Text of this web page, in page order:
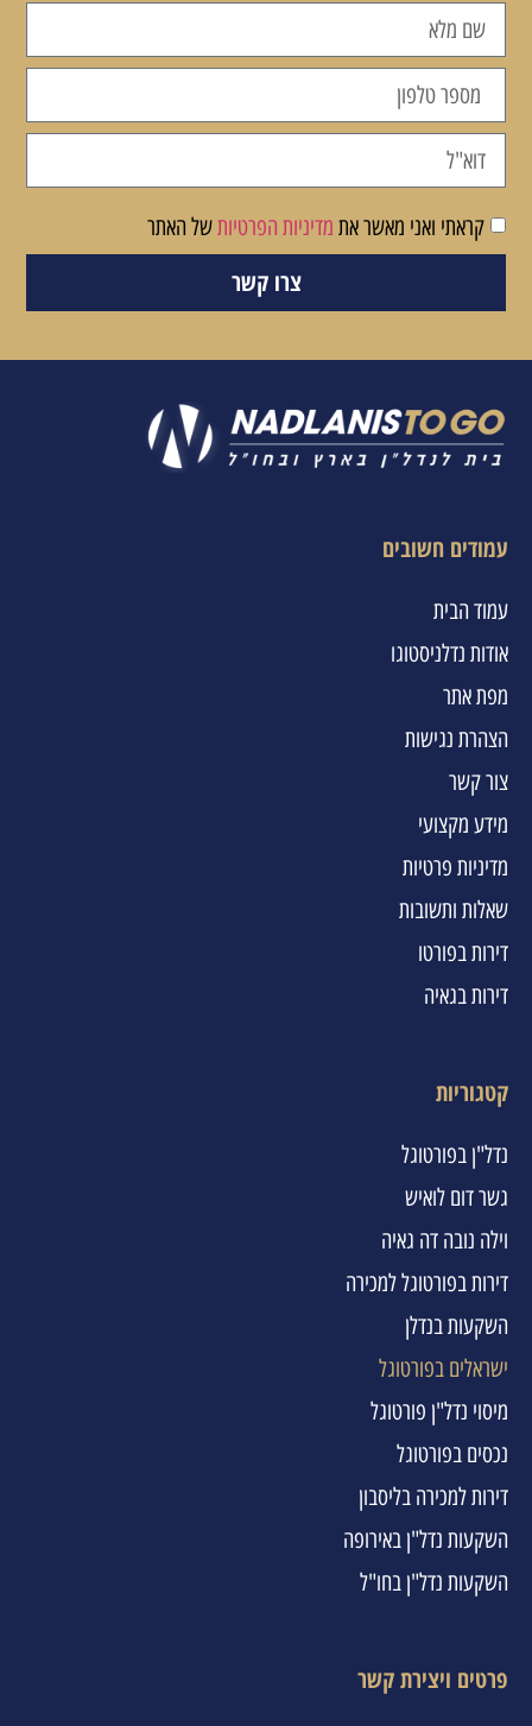
קראתי ואני מאשר את מדיניות הפרטיותשל האתר
צרו קשר
עמודים חשובים
עמוד הבית
אודות נדלניסטוגו
מפת אתר
הצהרת נגישות
צור קשר
מידע מקצועי
מדיניות פרטיות
שאלות ותשובות
דירות בפורטו
דירות בגאיה
קטגוריות
נדל"ן בפורטוגל
גשר דום לואיש
וילה נובה דה גאיה
דירות בפורטוגל למכירה
השקעות בנדלן
ישראלים בפורטוגל
מיסוי נדל"ן פורטוגל
נכסים בפורטוגל
דירות למכירה בליסבון
השקעות נדל"ן באירופה
השקעות נדל"ן בחו"ל
פרטים ויצירת קשר